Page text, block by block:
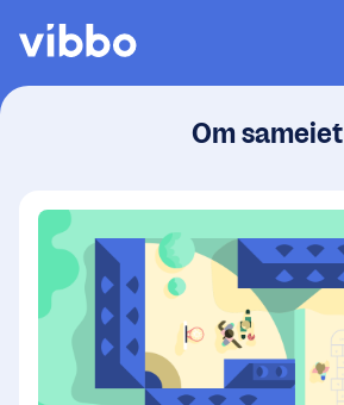
Om sameiet